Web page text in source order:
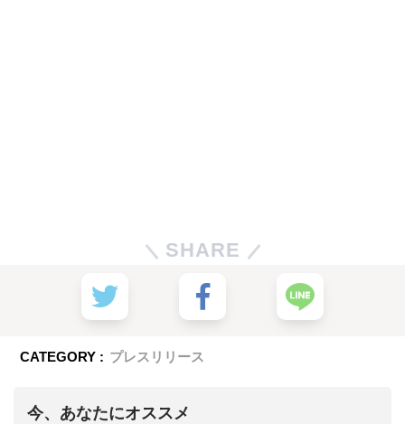
SHARE
CATEGORY : プレスリリース
今、あなたにオススメ